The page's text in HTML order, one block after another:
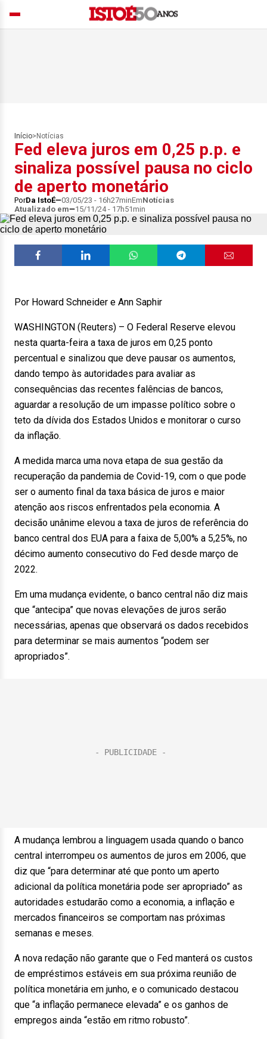
Início> Notícias
Fed eleva juros em 0,25 p.p. e
sinaliza possível pausa no ciclo
de aperto monetário
PorDa IstoÉ 03/05/23 - 16h27minEmNotícias
Atualizado em
15/11/24 - 17h51min
Por Howard Schneider e Ann Saphir
WASHINGTON (Reuters) – O Federal Reserve elevou
nesta quarta-feira a taxa de juros em 0,25 ponto
percentual e sinalizou que deve pausar os aumentos,
dando tempo às autoridades para avaliar as
consequências das recentes falências de bancos,
aguardar a resolução de um impasse político sobre o
teto da dívida dos Estados Unidos e monitorar o curso
da inflação.
A medida marca uma nova etapa de sua gestão da
recuperação da pandemia de Covid-19, com o que pode
ser o aumento final da taxa básica de juros e maior
atenção aos riscos enfrentados pela economia. A
decisão unânime elevou a taxa de juros de referência do
banco central dos EUA para a faixa de 5,00% a 5,25%, no
décimo aumento consecutivo do Fed desde março de
2022.
Em uma mudança evidente, o banco central não diz mais
que “antecipa” que novas elevações de juros serão
necessárias, apenas que observará os dados recebidos
para determinar se mais aumentos “podem ser
apropriados”.
A mudança lembrou a linguagem usada quando o banco
central interrompeu os aumentos de juros em 2006, que
diz que “para determinar até que ponto um aperto
adicional da política monetária pode ser apropriado” as
autoridades estudarão como a economia, a inflação e
mercados financeiros se comportam nas próximas
semanas e meses.
A nova redação não garante que o Fed manterá os custos
de empréstimos estáveis ​​em sua próxima reunião de
política monetária em junho, e o comunicado destacou
que “a inflação permanece elevada” e os ganhos de
empregos ainda “estão em ritmo robusto”.